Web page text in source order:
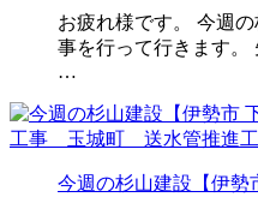
お疲れ様です。 今週
事を行って行きます。
…
今週の杉山建設【伊